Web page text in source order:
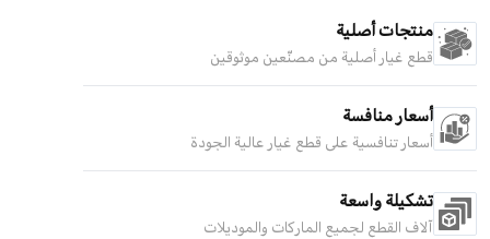
منتجات أصلية
قطع غيار أصلية من مصنّعين موثوقين
أسعار منافسة
أسعار تنافسية على قطع غيار عالية الجودة
تشكيلة واسعة
آلاف القطع لجميع الماركات والموديلات